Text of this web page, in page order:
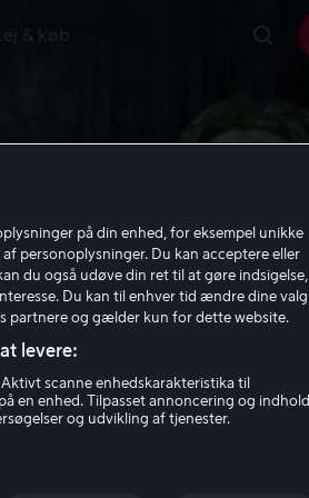
Lej & køb
på din enhed, for eksempel unikke
personoplysninger. Du kan acceptere eller
du også udøve din ret til at gøre indsigelse,
Du kan til enhver tid ændre dine valg
partnere og gælder kun for dette website.
levere:
scanne enhedskarakteristika til
en enhed. Tilpasset annoncering og indhold,
og udvikling af tjenester.